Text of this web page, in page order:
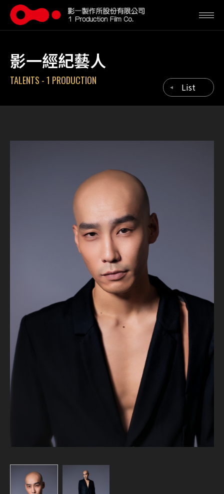
影一經紀藝人
TALENTS - 1 PRODUCTION
List